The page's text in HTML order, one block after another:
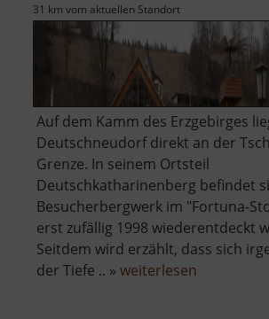
31 km vom aktuellen Standort
Auf dem Kamm des Erzgebirges
Deutschneudorf direkt an der
Grenze. In seinem Ortsteil
Deutschkatharinenberg befindet
Besucherbergwerk im "Fortuna-
erst zufällig 1998 wiederentdeckt
Seitdem wird erzählt, dass sich
der Tiefe .. » weiterlesen